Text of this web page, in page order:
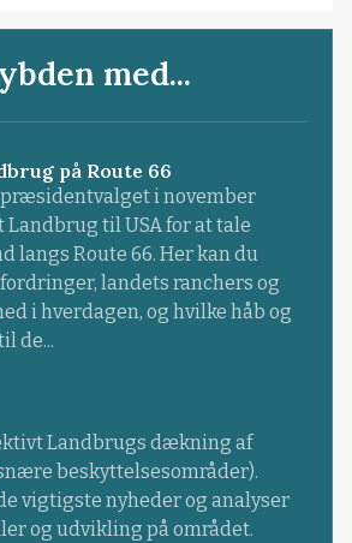
med...
på Route 66
i november
til USA for at tale
langs Route 66. Her kan du
landets ranchers og
i hverdagen, og hvilke håb og
de...
Landbrugs dækning af
beskyttelsesområder).
vigtigste nyheder og analyser
og udvikling på området.